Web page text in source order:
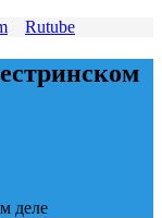
Rutube
деле